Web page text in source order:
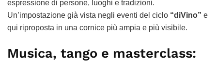
espressione di persone, luoghi e tradizioni.
Un’impostazione già vista negli eventi del ciclo “diVino” e
qui riproposta in una cornice più ampia e più visibile.
Musica, tango e masterclass: